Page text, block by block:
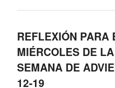
REFLEXIÓN PARA
MIÉRCOLES DE
SEMANA DE
12-19